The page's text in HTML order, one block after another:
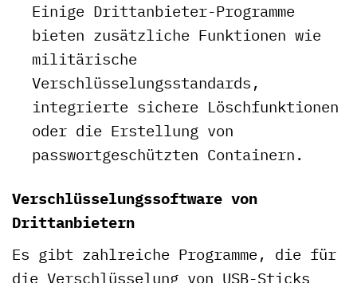
Einige Drittanbieter-Programme
bieten zusätzliche Funktionen wie
militärische
Verschlüsselungsstandards,
integrierte sichere Löschfunktionen
oder die Erstellung von
passwortgeschützten Containern.
Verschlüsselungssoftware von
Drittanbietern
Es gibt zahlreiche Programme, die für
die Verschlüsselung von USB-Sticks